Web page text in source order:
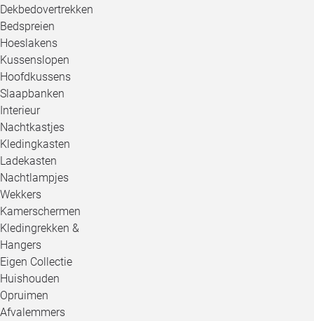
Dekbedovertrekken
Bedspreien
Hoeslakens
Kussenslopen
Hoofdkussens
Slaapbanken
Interieur
Nachtkastjes
Kledingkasten
Ladekasten
Nachtlampjes
Wekkers
Kamerschermen
Kledingrekken &
Hangers
Eigen Collectie
Huishouden
Opruimen
Afvalemmers